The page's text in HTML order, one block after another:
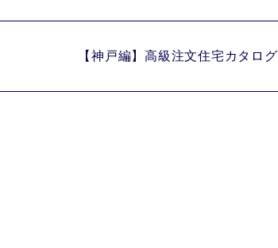
【神戸編】高級注文住宅カタログ